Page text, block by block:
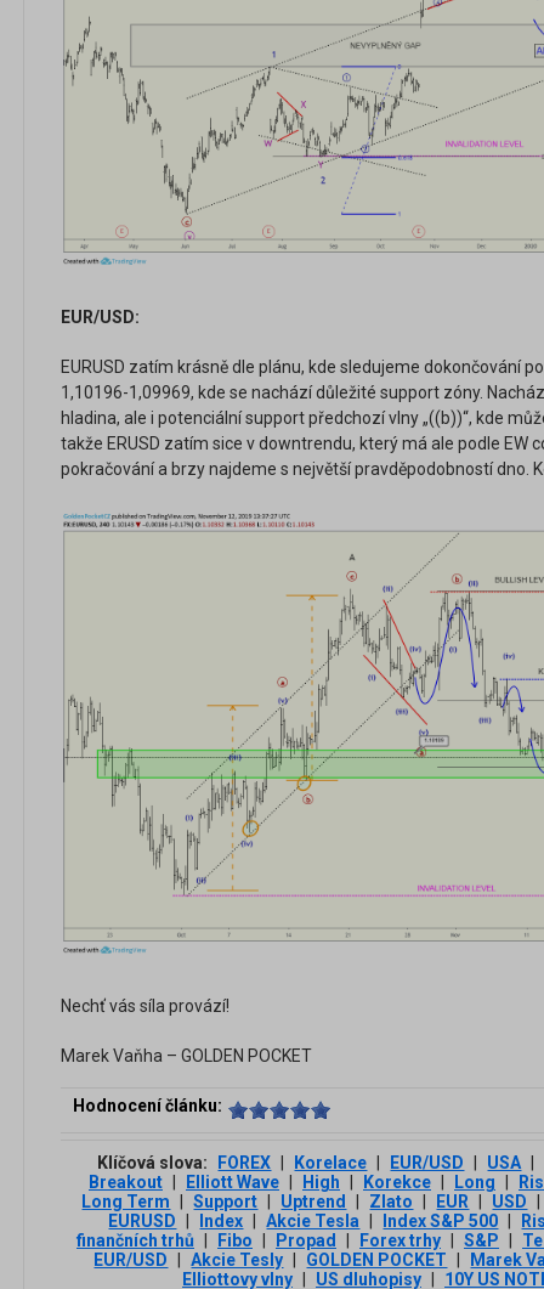
EUR/USD:
EURUSD zatím krásně dle plánu, kde sledujeme dokončování
1,10196-1,09969, kde se nachází důležité support zóny.
hladina, ale i potenciální support předchozí vlny „((b))“, kde
takže ERUSD zatím sice v downtrendu, který má ale podle EW
pokračování a brzy najdeme s největší pravděpodobností dno.
Nechť vás síla provází!
Marek Vaňha – GOLDEN POCKET
Hodnocení článku:
Klíčová slova: FOREX Korelace EUR/USD USA
Breakout
Elliott Wave High Korekce Long
Long Term
Support Uptrend Zlato EUR USD
EURUSD
Index Akcie Tesla Index S&P 500
finančních trhů
Fibo Propad Forex trhy S&P
EUR/USD
Akcie Tesly GOLDEN POCKET
Marek
Elliottovy vlny
US dluhopisy 10Y US